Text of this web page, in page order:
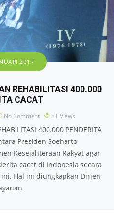
2017
REHABILITASI 400.000
CACAT
No Comment 81 Views
400.000 PENDERITA
Presiden Soeharto
Kesejahteraan Rakyat agar
cacat di Indonesia secara
Hal ini diungkapkan Dirjen